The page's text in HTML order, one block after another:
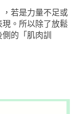
若是力量不足或
。所以除了放鬆
的「肌肉訓